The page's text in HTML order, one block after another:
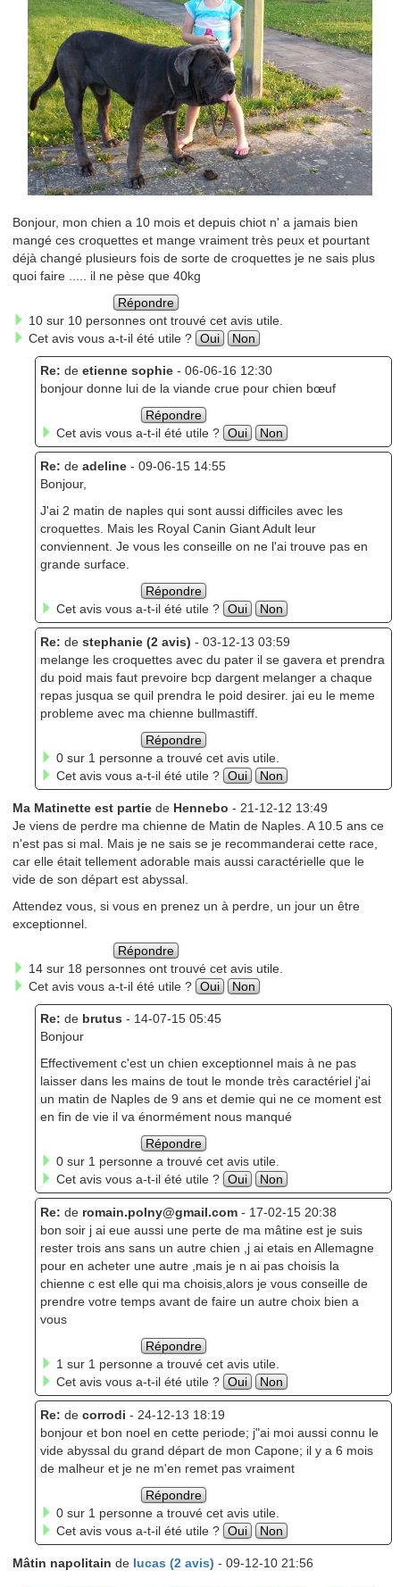
Bonjour, mon chien a 10 mois et depuis chiot n' a jamais bien
mangé ces croquettes et mange vraiment très peux et pourtant
déjà changé plusieurs fois de sorte de croquettes je ne sais plus
quoi faire ..... il ne pèse que 40kg
Répondre
10 sur 10 personnes ont trouvé cet avis utile.
Cet avis vous a-t-il été utile ? Oui Non
Re: de etienne sophie- 06-06-16 12:30
bonjour donne lui de la viande crue pour chien bœuf
Répondre
Cet avis vous a-t-il été utile ? Oui Non
Re: de adeline- 09-06-15 14:55
Bonjour,
J'ai 2 matin de naples qui sont aussi difficiles avec les
croquettes. Mais les Royal Canin Giant Adult leur
conviennent. Je vous les conseille on ne l'ai trouve pas en
grande surface.
Répondre
Cet avis vous a-t-il été utile ? Oui Non
Re: de stephanie (2 avis) - 03-12-13 03:59
melange les croquettes avec du pater il se gavera et prendra
du poid mais faut prevoire bcp dargent melanger a chaque
repas jusqua se quil prendra le poid desirer. jai eu le meme
probleme avec ma chienne bullmastiff.
Répondre
0 sur 1 personne a trouvé cet avis utile.
Cet avis vous a-t-il été utile ? Oui Non
Ma Matinette est partiede Hennebo - 21-12-12 13:49
Je viens de perdre ma chienne de Matin de Naples. A 10.5 ans ce
n'est pas si mal. Mais je ne sais se je recommanderai cette race,
car elle était tellement adorable mais aussi caractérielle que le
vide de son départ est abyssal.
Attendez vous, si vous en prenez un à perdre, un jour un être
exceptionnel.
Répondre
14 sur 18 personnes ont trouvé cet avis utile.
Cet avis vous a-t-il été utile ? Oui Non
Re: de brutus - 14-07-15 05:45
Bonjour
Effectivement c'est un chien exceptionnel mais à ne pas
laisser dans les mains de tout le monde très caractériel j'ai
un matin de Naples de 9 ans et demie qui ne ce moment est
en fin de vie il va énormément nous manqué
Répondre
0 sur 1 personne a trouvé cet avis utile.
Cet avis vous a-t-il été utile ? Oui Non
Re: de romain.polny@gmail.com- 17-02-15 20:38
bon soir j ai eue aussi une perte de ma mâtine est je suis
rester trois ans sans un autre chien ,j ai etais en Allemagne
pour en acheter une autre ,mais je n ai pas choisis la
chienne c est elle qui ma choisis,alors je vous conseille de
prendre votre temps avant de faire un autre choix bien a
vous
Répondre
1 sur 1 personne a trouvé cet avis utile.
Cet avis vous a-t-il été utile ? Oui Non
Re: de corrodi - 24-12-13 18:19
bonjour et bon noel en cette periode; j"ai moi aussi connu le
vide abyssal du grand départ de mon Capone; il y a 6 mois
de malheur et je ne m'en remet pas vraiment
Répondre
0 sur 1 personne a trouvé cet avis utile.
Cet avis vous a-t-il été utile ? Oui Non
Mâtin napolitain de lucas (2 avis) - 09-12-10 21:56